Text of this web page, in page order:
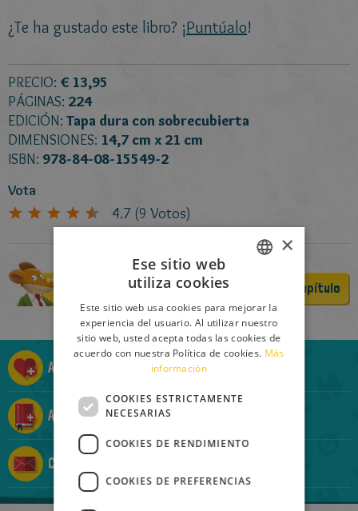
¿Te ha gustado este libro? ¡Puntúalo!
PRECIO: € 13,95
PÁGINAS: 224
EDICIÓN: Tapa dura con sobrecubierta
DIMENSIONES: 14,7 cm x 21 cm
ISBN: 978-84-08-15549-2
Vota
4.7 (9 Votos)
Lee un capítulo
Añadir a la Ratolista
Añadir a la Ratocolección
Contárselo a un amigo
ITALIAN
ENGLISH
FRENCH
SPANISH
HUNGARIAN
PORTUGUESE
×
Ese sitio web
utiliza cookies
Este sitio web usa cookies para mejorar la
experiencia del usuario. Al utilizar nuestro
sitio web, usted acepta todas las cookies de
acuerdo con nuestra Política de cookies. Más
información
COOKIES ESTRICTAMENTE
NECESARIAS
COOKIES DE RENDIMIENTO
COOKIES DE PREFERENCIAS